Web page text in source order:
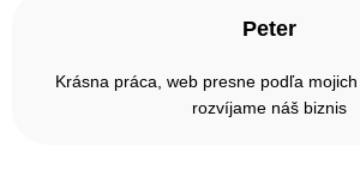
Peter
Krásna práca, web presne podľa
rozvíjame náš biznis